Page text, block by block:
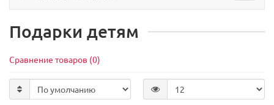
Подарки детям
Сравнение товаров (0)